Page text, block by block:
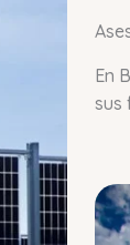
En
sus